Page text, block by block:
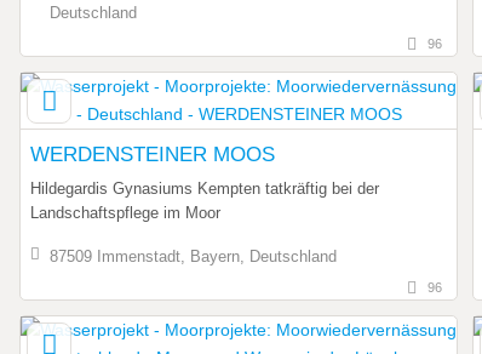
Deutschland
96
WERDENSTEINER MOOS
Hildegardis Gynasiums Kempten tatkräftig bei der
Landschaftspflege im Moor
87509 Immenstadt, Bayern, Deutschland
96